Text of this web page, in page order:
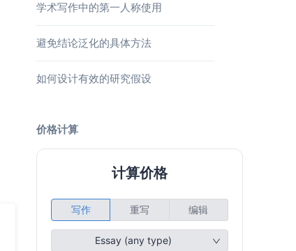
学术写作中的第一人称使用
避免结论泛化的具体方法
如何设计有效的研究假设
价格计算